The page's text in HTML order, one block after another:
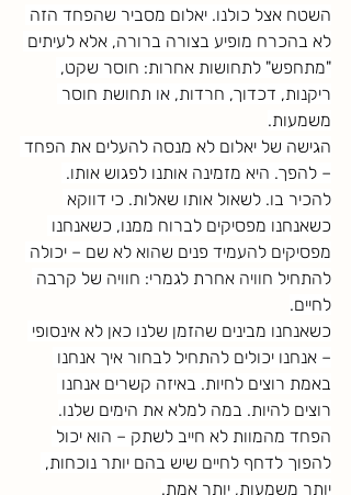
השטח אצל כולנו. יאלום מסביר שהפחד הזה
לא בהכרח מופיע בצורה ברורה, אלא לעיתים
"מתחפש" לתחושות אחרות: חוסר שקט,
ריקנות, דכדוך, חרדות, או תחושת חוסר
משמעות.
הגישה של יאלום לא מנסה להעלים את הפחד
– להפך. היא מזמינה אותנו לפגוש אותו.
להכיר בו. לשאול אותו שאלות. כי דווקא
כשאנחנו מפסיקים לברוח ממנו, כשאנחנו
מפסיקים להעמיד פנים שהוא לא שם – יכולה
להתחיל חוויה אחרת לגמרי: חוויה של קרבה
לחיים.
כשאנחנו מבינים שהזמן שלנו כאן לא אינסופי
– אנחנו יכולים להתחיל לבחור איך אנחנו
באמת רוצים לחיות. באיזה קשרים אנחנו
רוצים להיות. במה למלא את הימים שלנו.
הפחד מהמוות לא חייב לשתק – הוא יכול
להפוך לדחף לחיים שיש בהם יותר נוכחות,
יותר משמעות, יותר אמת.